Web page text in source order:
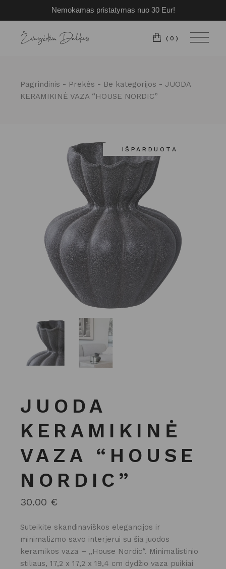
Nemokamas pristatymas nuo 30 Eur!
Pereiti
turinio
(0)
Pagrindinis Prekės Be kategorijos
JUODA
KERAMIKINĖ VAZA “HOUSE NORDIC”
IŠPARDUOTA
JUODA
KERAMIKINĖ
VAZA “HOUSE
NORDIC”
30.00 €
Suteikite skandinaviškos elegancijos ir
minimalizmo savo interjerui su šia juodos
keramikos vaza – „House Nordic“. Minimalistinio
stiliaus, 17,2 x 17,2 x 19,4 cm dydžio vaza puikiai